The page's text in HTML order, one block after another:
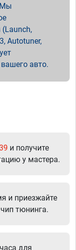
Мы
Autotuner,
авто.
и получите
у мастера.
и приезжайте
тюнинга.
для